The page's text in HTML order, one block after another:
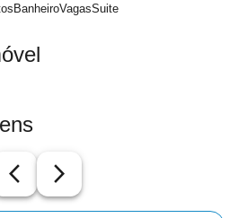
BanheiroVagasSuite
arrow_back_ios_new arrow_forward_ios